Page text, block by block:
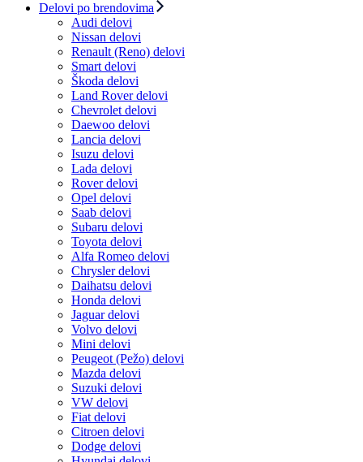
Delovi po brendovima
Audi delovi
Nissan delovi
Renault (Reno) delovi
Smart delovi
Škoda delovi
Land Rover delovi
Chevrolet delovi
Daewoo delovi
Lancia delovi
Isuzu delovi
Lada delovi
Rover delovi
Opel delovi
Saab delovi
Subaru delovi
Toyota delovi
Alfa Romeo delovi
Chrysler delovi
Daihatsu delovi
Honda delovi
Jaguar delovi
Volvo delovi
Mini delovi
Peugeot (Pežo) delovi
Mazda delovi
Suzuki delovi
VW delovi
Fiat delovi
Citroen delovi
Dodge delovi